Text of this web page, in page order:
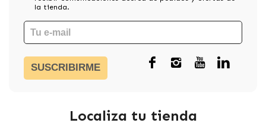
la tienda.
SUSCRIBIRME
Localiza tu tienda